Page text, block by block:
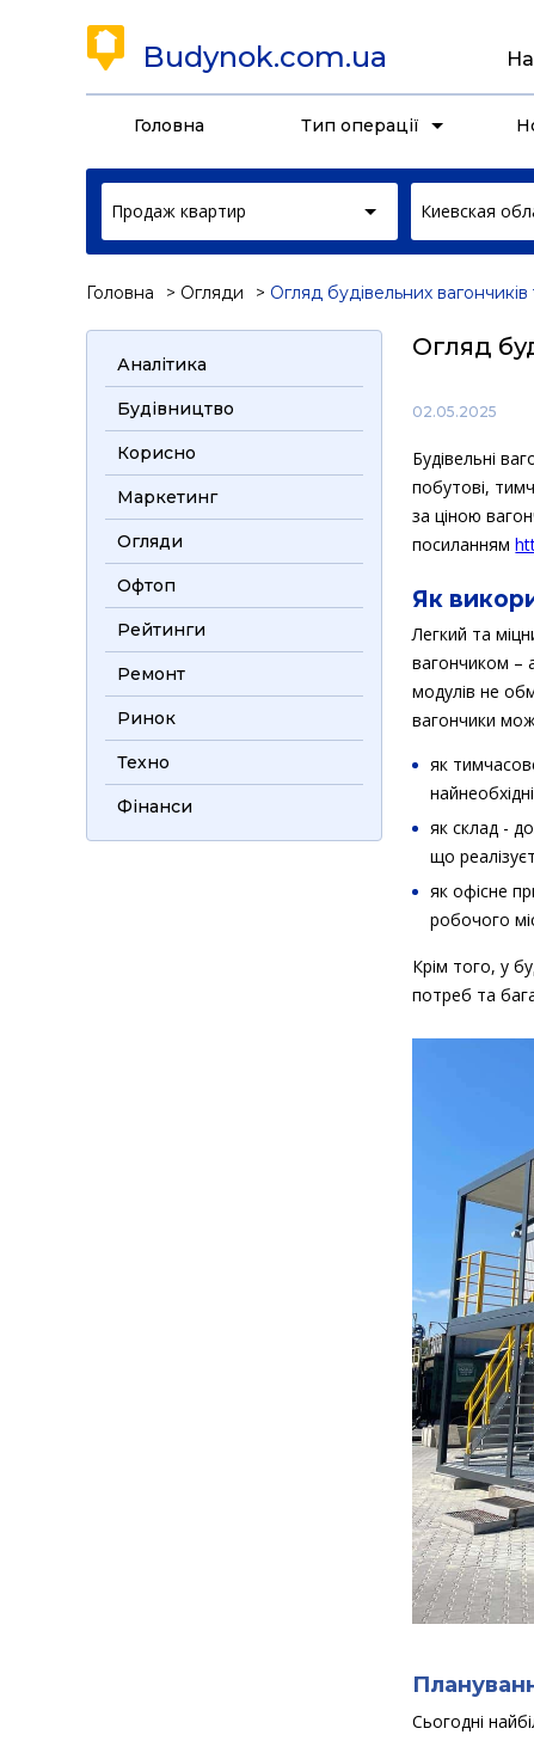
Budynok.com.ua
Головна Тип операції
Продаж квартир Киевская
Головна Огляди Огляд будівельних вагончиків
Огляд
02.05.2025
Будівельні
побутові,
за ціною
посиланням
Як
Легкий та
вагончиком –
модулів не
вагончики
як
як склад -
що
як офісне
робочого
Крім того, у
потреб та
Сьогодні
Аналітика
Будівництво
Корисно
Маркетинг
Огляди
Офтоп
Рейтинги
Ремонт
Ринок
Техно
Фінанси